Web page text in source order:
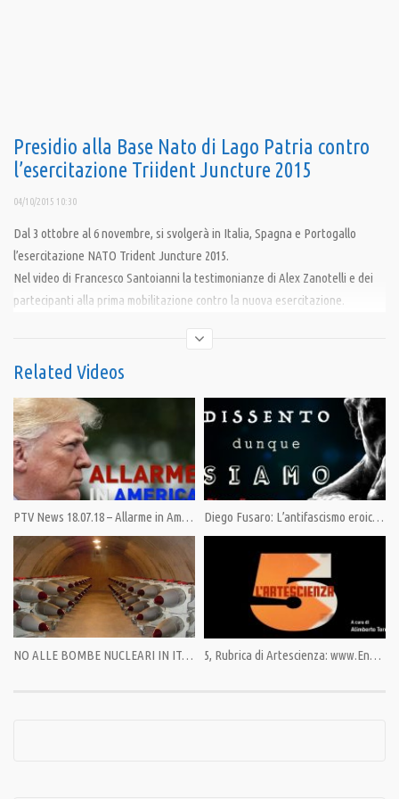
Presidio alla Base Nato di Lago Patria contro
l’esercitazione Triident Juncture 2015
04/10/2015 10:30
Dal 3 ottobre al 6 novembre, si svolgerà in Italia, Spagna e Portogallo
l’esercitazione NATO Trident Juncture 2015.
Nel video di Francesco Santoianni la testimonianze di Alex Zanotelli e dei
partecipanti alla prima mobilitazione contro la nuova esercitazione.
Category:No Guerra No Nato,PrimoPiano
Related Videos
PTV News 18.07.18 – Allarme in America Diego Fusaro: L’antifascismo eroico di Gramsci e quello vigliacco delle odierne sinistre
NO ALLE BOMBE NUCLEARI IN ITALIA 5, Rubrica di Artescienza: www.Enzo Paci. comico